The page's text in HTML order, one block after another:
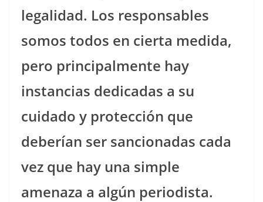
legalidad. Los responsables
somos todos en cierta medida,
pero principalmente hay
instancias dedicadas a su
cuidado y protección que
deberían ser sancionadas cada
vez que hay una simple
amenaza a algún periodista.